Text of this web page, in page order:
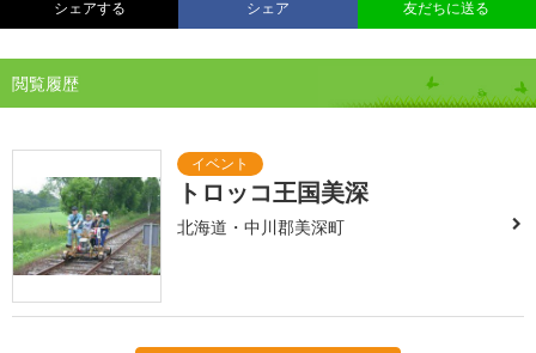
シェアする シェア 友だちに送る
閲覧履歴
トロッコ王国美深
北海道・中川郡美深町